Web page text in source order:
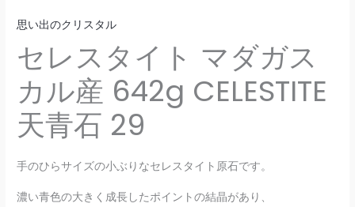
思い出のクリスタル
セレスタイト マダガス
カル産 642g CELESTITE
天青石 29
手のひらサイズの小ぶりなセレスタイト原石です。
濃い青色の大きく成長したポイントの結晶があり、